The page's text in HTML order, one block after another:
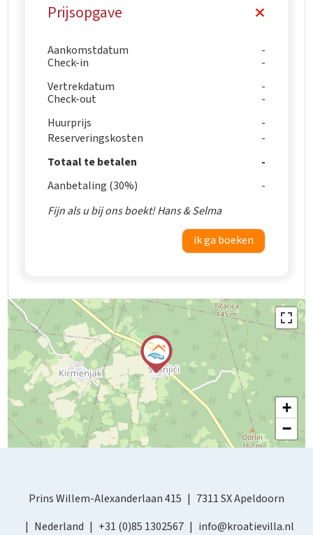
Prijsopgave
Aankomstdatum
Check-in
Vertrekdatum
Check-out
Huurprijs
Reserveringskosten
Totaal te betalen
Aanbetaling (30%)
Fijn als u bij ons boekt! Hans & Selma
ik ga boeken
+
−
Prins Willem-Alexanderlaan 415
7311 SX Apeldoorn
Nederland
+31 (0)85 1302567 info@kroatievilla.nl